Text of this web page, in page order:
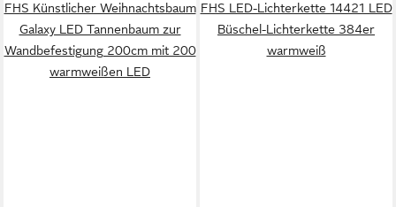
FHS Künstlicher Weihnachtsbaum
Galaxy LED Tannenbaum zur
Wandbefestigung 200cm mit 200
warmweißen LED
FHS LED-Lichterkette 14421 LED
Büschel-Lichterkette 384er
warmweiß